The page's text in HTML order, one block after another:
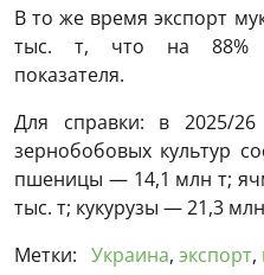
В то же время экспорт
тыс. т, что на 88%
показателя.
Для справки: в 2025/
зернобобовых культур
пшеницы — 14,1 млн т;
тыс. т; кукурузы — 21,3
Метки: Украина, экспорт,